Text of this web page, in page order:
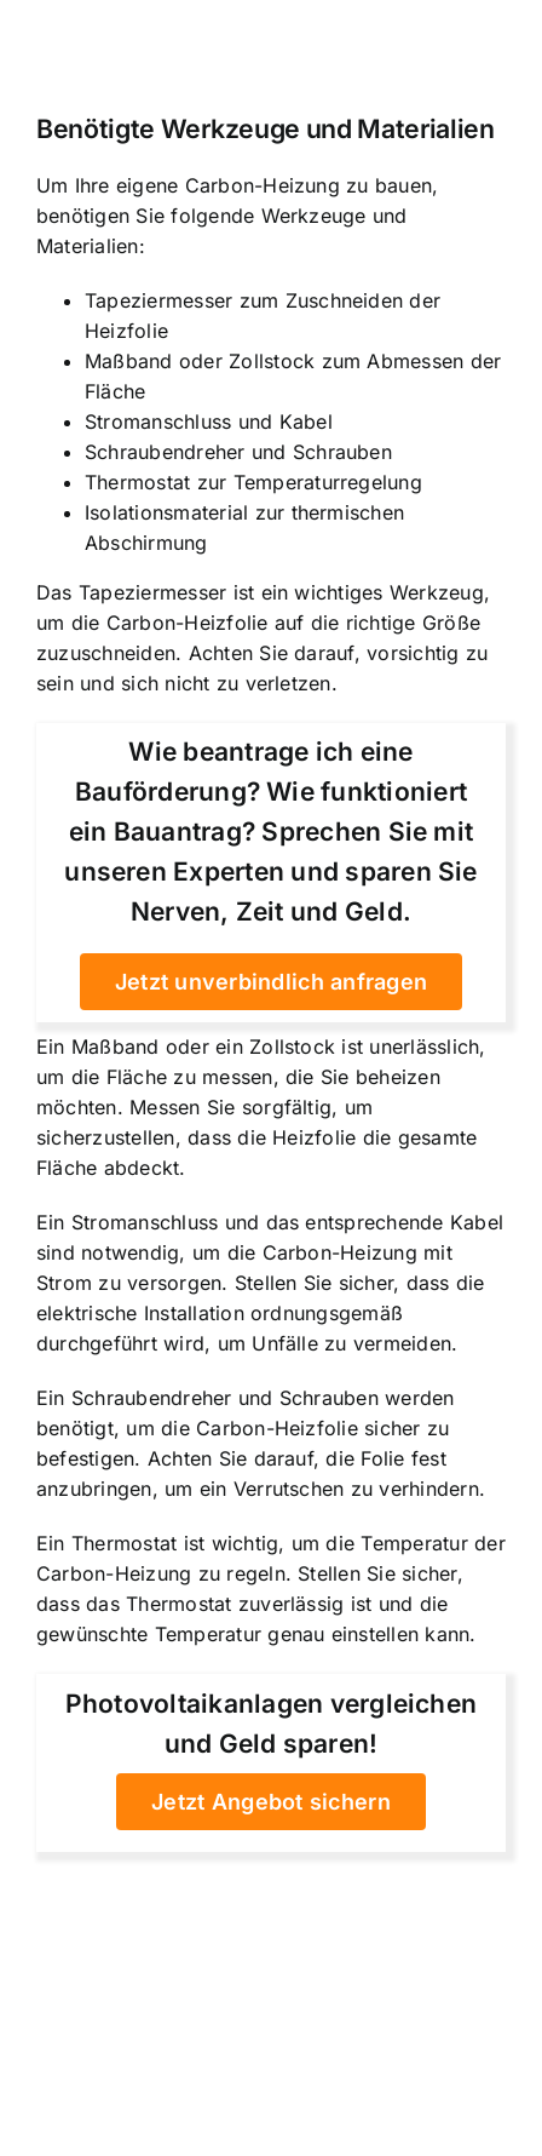
Benötigte Werkzeuge und Materialien
Um Ihre eigene Carbon-Heizung zu bauen,
benötigen Sie folgende Werkzeuge und
Materialien:
Tapeziermesser zum Zuschneiden der
Heizfolie
Maßband oder Zollstock zum Abmessen der
Fläche
Stromanschluss und Kabel
Schraubendreher und Schrauben
Thermostat zur Temperaturregelung
Isolationsmaterial zur thermischen
Abschirmung
Das Tapeziermesser ist ein wichtiges Werkzeug,
um die Carbon-Heizfolie auf die richtige Größe
zuzuschneiden. Achten Sie darauf, vorsichtig zu
sein und sich nicht zu verletzen.
Wie beantrage ich eine
Bauförderung? Wie funktioniert
ein Bauantrag? Sprechen Sie mit
unseren Experten und sparen Sie
Nerven, Zeit und Geld.
Jetzt unverbindlich anfragen
Ein Maßband oder ein Zollstock ist unerlässlich,
um die Fläche zu messen, die Sie beheizen
möchten. Messen Sie sorgfältig, um
sicherzustellen, dass die Heizfolie die gesamte
Fläche abdeckt.
Ein Stromanschluss und das entsprechende Kabel
sind notwendig, um die Carbon-Heizung mit
Strom zu versorgen. Stellen Sie sicher, dass die
elektrische Installation ordnungsgemäß
durchgeführt wird, um Unfälle zu vermeiden.
Ein Schraubendreher und Schrauben werden
benötigt, um die Carbon-Heizfolie sicher zu
befestigen. Achten Sie darauf, die Folie fest
anzubringen, um ein Verrutschen zu verhindern.
Ein Thermostat ist wichtig, um die Temperatur der
Carbon-Heizung zu regeln. Stellen Sie sicher,
dass das Thermostat zuverlässig ist und die
gewünschte Temperatur genau einstellen kann.
Photovoltaikanlagen vergleichen
und Geld sparen!
Jetzt Angebot sichern